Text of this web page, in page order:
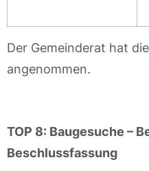
Der Gemeinderat hat
angenommen.
TOP 8: Baugesuche –
Beschlussfassung